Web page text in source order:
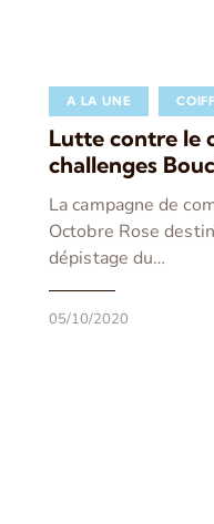
A LA UNE
Lutte contre le
challenges
La campagne de
Octobre Rose
dépistage du…
05/10/2020